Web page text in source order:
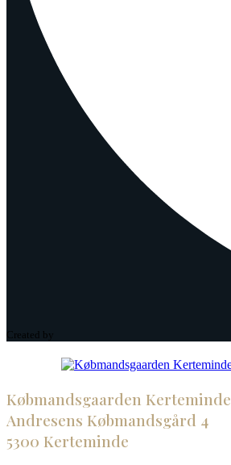
Created by
Købmandsgaarden Kerteminde
Andresens Købmandsgård 4
5300 Kerteminde